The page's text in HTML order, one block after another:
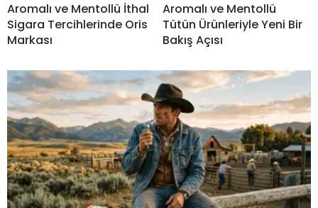
Aromalı ve Mentollü İthal
Sigara Tercihlerinde Oris
Markası
Aromalı ve Mentollü
Tütün Ürünleriyle Yeni Bir
Bakış Açısı